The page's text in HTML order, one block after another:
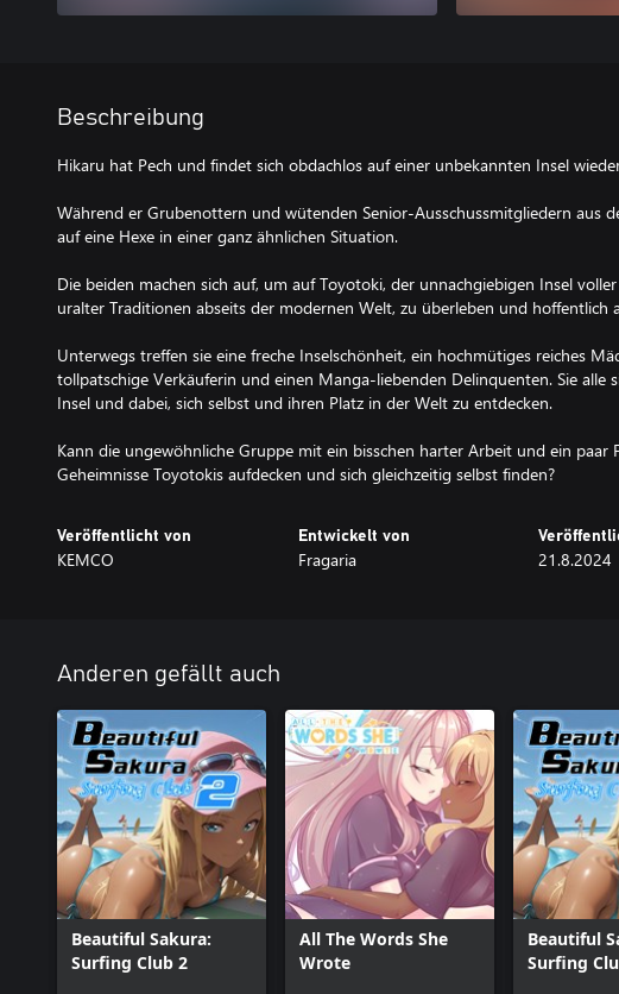
Beschreibung
Hikaru hat Pech und findet sich obdachlos auf einer unbekannten Insel
Während er Grubenottern und wütenden Senior-Ausschussmitgliedern aus
auf eine Hexe in einer ganz ähnlichen Situation.
Die beiden machen sich auf, um auf Toyotoki, der unnachgiebigen Insel
uralter Traditionen abseits der modernen Welt, zu überleben und hoffentlich
Unterwegs treffen sie eine freche Inselschönheit, ein hochmütiges reiches
tollpatschige Verkäuferin und einen Manga-liebenden Delinquenten. Sie alle
Insel und dabei, sich selbst und ihren Platz in der Welt zu entdecken.
Kann die ungewöhnliche Gruppe mit ein bisschen harter Arbeit und ein paar
Geheimnisse Toyotokis aufdecken und sich gleichzeitig selbst finden?
Veröffentlicht von
KEMCO
Entwickelt von
Fragaria 21.8.2024
Anderen gefällt auch
Beautiful Sakura:
Surfing Club 2
All The Words She
Wrote
Beautiful
Surfing